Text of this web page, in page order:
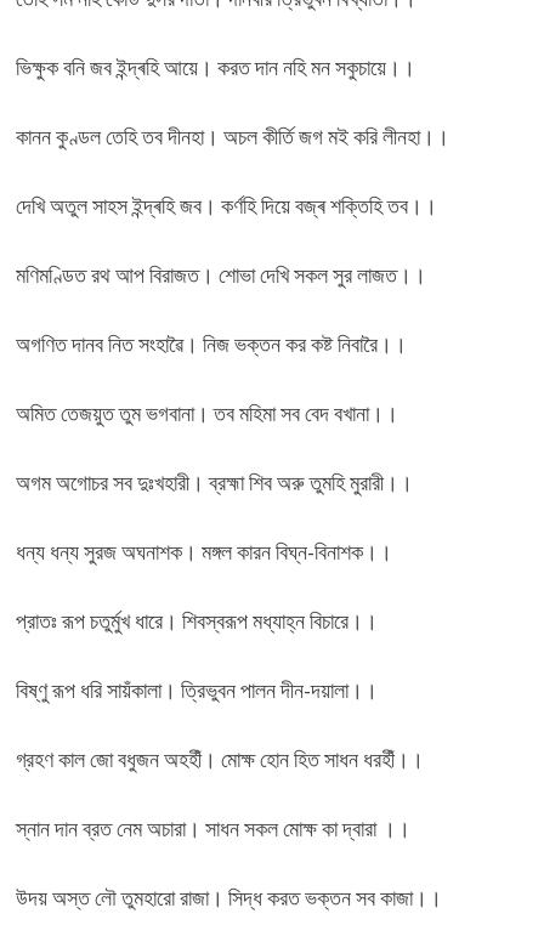
ভিক্ষুক বনি জব ইন্দ্ৰহি আয়ে। করত দান নহি মন সকুচায়ে।।
কানন কুণ্ডল তেহি তব দীনহা। অচল কীর্তি জগ মই করি লীনহা।।
দেখি অতুল সাহস ইন্দ্ৰহি জব। কৰ্ণহি দিয়ে বজ্ৰ শক্তিহি তব।।
মণিমণ্ডিত রথ আপ বিরাজত। শোভা দেখি সকল সুর লাজত।।
অগণিত দানব নিত সংহাৱৈ। নিজ ভক্তন কর কষ্ট নিবারৈ।।
অমিত তেজয়ুত তুম ভগবানা। তব মহিমা সব বেদ বখানা।।
অগম অগোচর সব দুঃখহারী। ব্রহ্মা শিব অরু তুমহি মুরারী।।
ধন্য ধন্য সুরজ অঘনাশক। মঙ্গল কারন বিঘ্ন-বিনাশক।।
প্রাতঃ রূপ চতুর্মুখ ধারে। শিবস্বরূপ মধ্যাহ্ন বিচারে।।
বিষ্ণু রূপ ধরি সায়ঁকালা। ত্রিভুবন পালন দীন-দয়ালা।।
গ্রহণ কাল জো বধুজন অহহীঁ। মোক্ষ হোন হিত সাধন ধরহীঁ।।
স্নান দান ব্রত নেম অচারা। সাধন সকল মোক্ষ কা দ্বারা ।।
উদয় অস্ত লৌ তুমহারো রাজা। সিদ্ধ করত ভক্তন সব কাজা।।